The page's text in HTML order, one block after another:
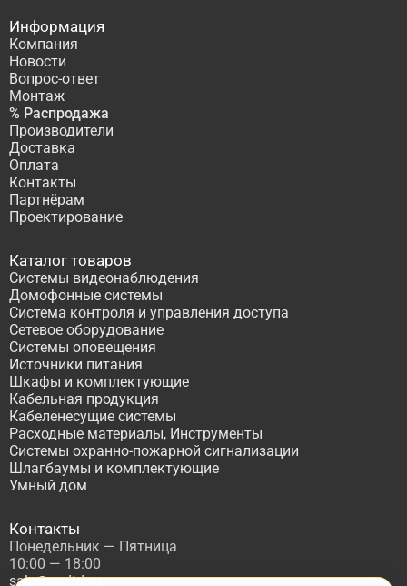
Информация
Компания
Новости
Вопрос-ответ
Монтаж
% Распродажа
Производители
Доставка
Оплата
Контакты
Партнёрам
Проектирование
Каталог товаров
Системы видеонаблюдения
Домофонные системы
Система контроля и управления доступа
Сетевое оборудование
Системы оповещения
Источники питания
Шкафы и комплектующие
Кабельная продукция
Кабеленесущие системы
Расходные материалы, Инструменты
Системы охранно-пожарной сигнализации
Шлагбаумы и комплектующие
Умный дом
Контакты
Понедельник — Пятница
10:00 — 18:00
sale@asdtd.ru